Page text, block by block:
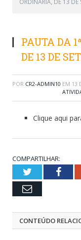
PAUTA DA
DE 13 DE
POR CR2-ADMIN10 EM 13
Clique aqui
COMPARTILHAR:
Twitter
Email
CONTEÚDO